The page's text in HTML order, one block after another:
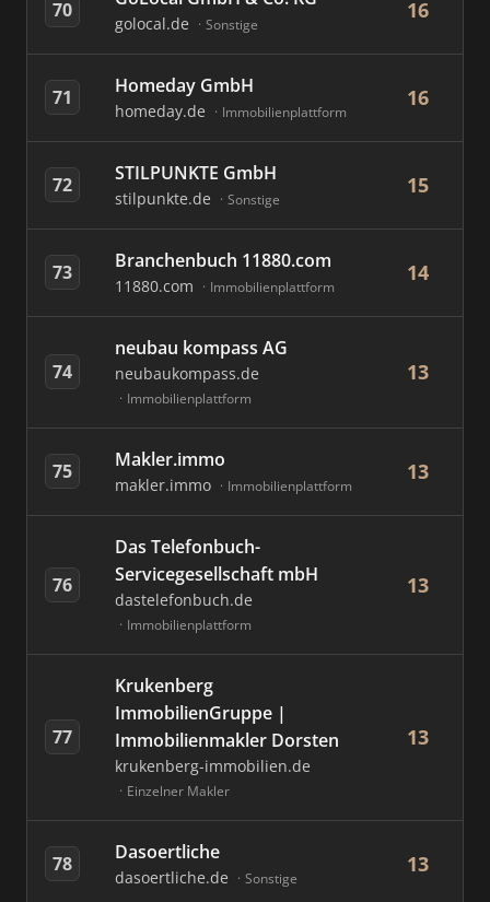
70
golocal.de Sonstige
16
71 Homeday GmbH
homeday.de Immobilienplattform
16
72 STILPUNKTE GmbH
stilpunkte.de Sonstige
15
73 Branchenbuch 11880.com
11880.com Immobilienplattform
14
74
neubau kompass AG
neubaukompass.de
Immobilienplattform
13
75 Makler.immo
makler.immo Immobilienplattform
13
76
Das Telefonbuch-
Servicegesellschaft mbH
dastelefonbuch.de
Immobilienplattform
13
77
Krukenberg
ImmobilienGruppe |
Immobilienmakler Dorsten
krukenberg-immobilien.de
Einzelner Makler
13
78 Dasoertliche
dasoertliche.de Sonstige
13